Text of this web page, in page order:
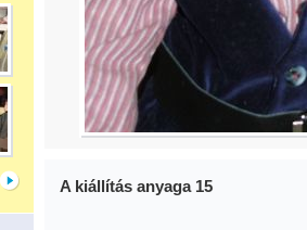
A kiállítás anyaga 15